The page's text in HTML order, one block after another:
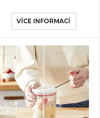
VÍCE INFORMACÍ